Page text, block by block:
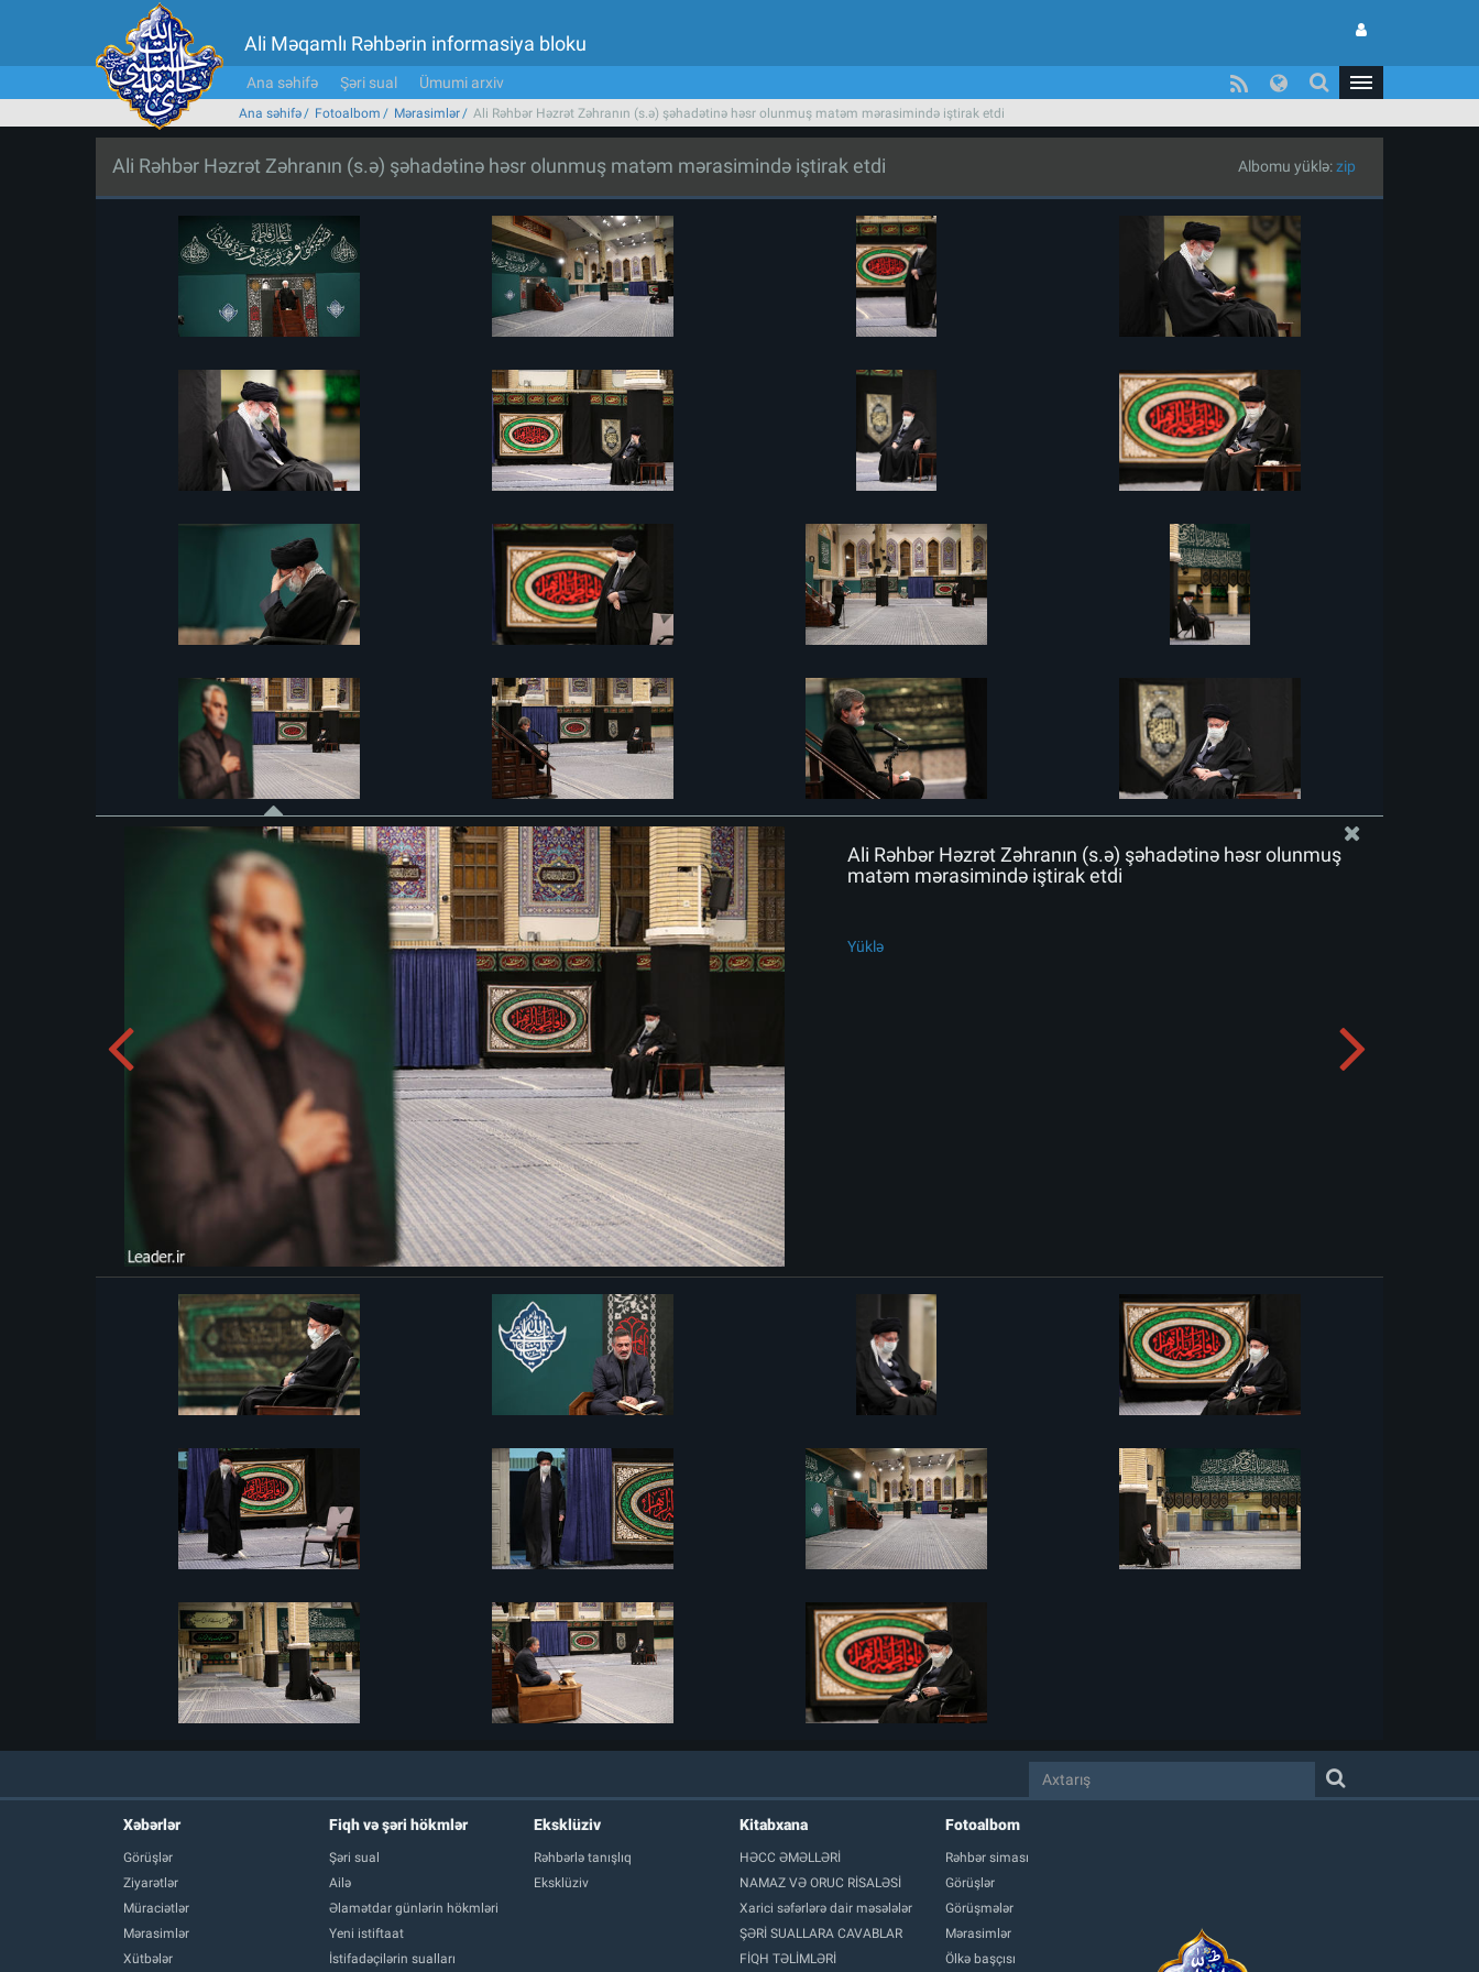
Ali Məqamlı Rəhbərin informasiya bloku
Ana səhifə Şəri sual Ümumi arxiv
Ana səhifə Fotoalbom Mərasimlər Ali Rəhbər Həzrət Zəhranın (s.ə) şəhadətinə həsr olunmuş matəm mərasimində iştirak etdi
Ali Rəhbər Həzrət Zəhranın (s.ə) şəhadətinə həsr olunmuş matəm mərasimində iştirak etdi Albomu yüklə:zip
Ali Rəhbər Həzrət Zəhranın (s.ə) şəhadətinə həsr olunmuş
matəm mərasimində iştirak etdi
Yüklə
Xəbərlər
Görüşlər
Ziyarətlər
Müraciətlər
Mərasimlər
Xütbələr
Fiqh və şəri hökmlər
Şəri sual
Ailə
Əlamətdar günlərin hökmləri
Yeni istiftaat
İstifadəçilərin sualları
Eksklüziv
Rəhbərlə tanışlıq
Eksklüziv
Kitabxana
HƏCC ƏMƏLLƏRİ
NAMAZ VƏ ORUC RİSALƏSİ
Xarici səfərlərə dair məsələlər
ŞƏRİ SUALLARA CAVABLAR
FİQH TƏLİMLƏRİ
Fotoalbom
Rəhbər siması
Görüşlər
Görüşmələr
Mərasimlər
Ölkə başçısı